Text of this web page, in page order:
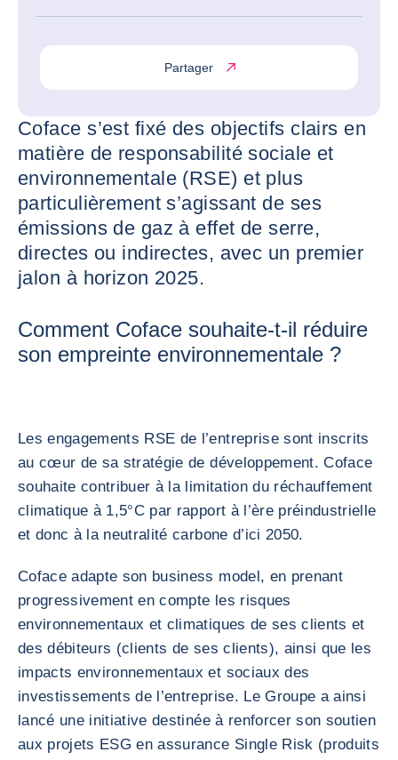
Partager
Coface s’est fixé des objectifs clairs en
matière de responsabilité sociale et
environnementale (RSE) et plus
particulièrement s’agissant de ses
émissions de gaz à effet de serre,
directes ou indirectes, avec un premier
jalon à horizon 2025.
Comment Coface souhaite-t-il réduire
son empreinte environnementale ?
Les engagements RSE de l’entreprise sont inscrits
au cœur de sa stratégie de développement. Coface
souhaite contribuer à la limitation du réchauffement
climatique à 1,5°C par rapport à l’ère préindustrielle
et donc à la neutralité carbone d’ici 2050.
Coface adapte son business model, en prenant
progressivement en compte les risques
environnementaux et climatiques de ses clients et
des débiteurs (clients de ses clients), ainsi que les
impacts environnementaux et sociaux des
investissements de l’entreprise. Le Groupe a ainsi
lancé une initiative destinée à renforcer son soutien
aux projets ESG en assurance Single Risk (produits